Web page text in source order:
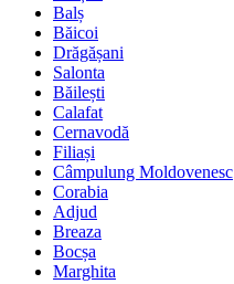
Balș
Băicoi
Drăgășani
Salonta
Băilești
Calafat
Cernavodă
Filiași
Câmpulung Moldovenesc
Corabia
Adjud
Breaza
Bocșa
Marghita